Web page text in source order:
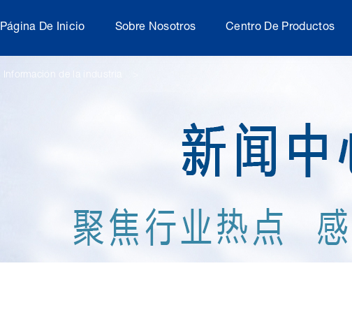
Página De Inicio Sobre Nosotros Centro De Productos
Información de la industria